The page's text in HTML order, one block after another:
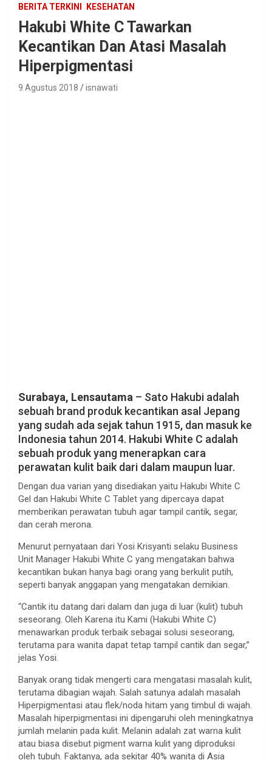
BERITA TERKINI KESEHATAN
Hakubi White C Tawarkan
Kecantikan Dan Atasi Masalah
Hiperpigmentasi
9 Agustus 2018 isnawati
Surabaya, Lensautama – Sato Hakubi adalah
sebuah brand produk kecantikan asal Jepang
yang sudah ada sejak tahun 1915, dan masuk ke
Indonesia tahun 2014. Hakubi White C adalah
sebuah produk yang menerapkan cara
perawatan kulit baik dari dalam maupun luar.
Dengan dua varian yang disediakan yaitu Hakubi White C
Gel dan Hakubi White C Tablet yang dipercaya dapat
memberikan perawatan tubuh agar tampil cantik, segar,
dan cerah merona.
Menurut pernyataan dari Yosi Krisyanti selaku Business
Unit Manager Hakubi White C yang mengatakan bahwa
kecantikan bukan hanya bagi orang yang berkulit putih,
seperti banyak anggapan yang mengatakan demikian.
“Cantik itu datang dari dalam dan juga di luar (kulit) tubuh
seseorang. Oleh Karena itu Kami (Hakubi White C)
menawarkan produk terbaik sebagai solusi seseorang,
terutama para wanita dapat tetap tampil cantik dan segar,”
jelas Yosi.
Banyak orang tidak mengerti cara mengatasi masalah kulit,
terutama dibagian wajah. Salah satunya adalah masalah
Hiperpigmentasi atau flek/noda hitam yang timbul di wajah.
Masalah hiperpigmentasi ini dipengaruhi oleh meningkatnya
jumlah melanin pada kulit. Melanin adalah zat warna kulit
atau biasa disebut pigment warna kulit yang diproduksi
oleh tubuh. Faktanya, ada sekitar 40% wanita di Asia